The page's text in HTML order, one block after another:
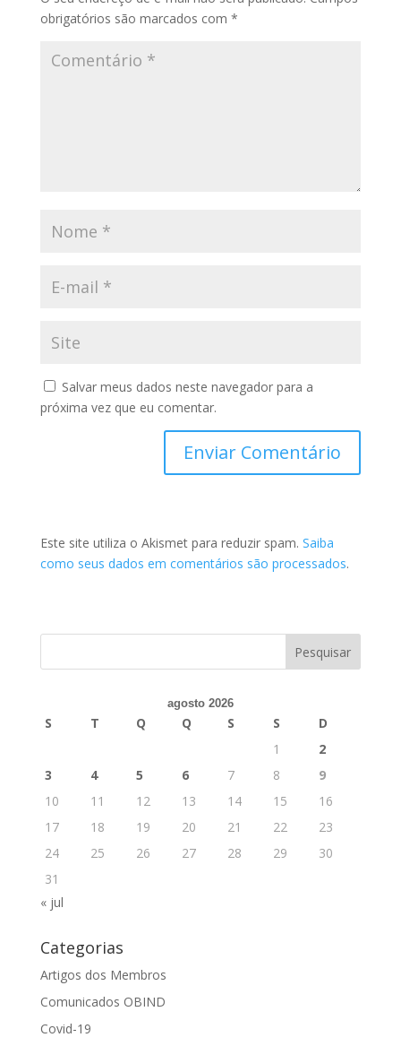
obrigatórios são marcados com *
Salvar meus dados neste navegador para a
próxima vez que eu comentar.
Este site utiliza o Akismet para reduzir spam. Saiba
como seus dados em comentários são processados.
agosto 2026
S T Q Q S S
D
1
2
3
4 5 6 7 8
9
10
11 12 13 14 15
16
17
18 19 20 21 22
23
24
25 26 27 28 29
30
31
« jul
Categorias
Artigos dos Membros
Comunicados OBIND
Covid-19